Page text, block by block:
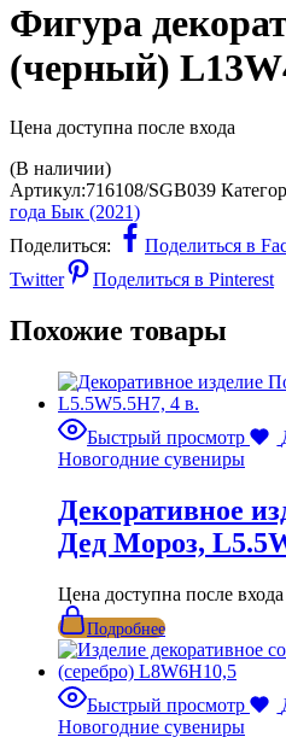
Фигура
(черный)
Цена доступна после входа
(В наличии)
Артикул:716108/SGB039
года Бык (2021)
Поделиться:
Поделиться в
Twitter
Поделиться в Pinterest
Похожие товары
Быстрый просмотр
Новогодние сувениры
Декоративное
Дед Мороз,
Цена доступна после входа
Подробнее
Быстрый просмотр
Новогодние сувениры